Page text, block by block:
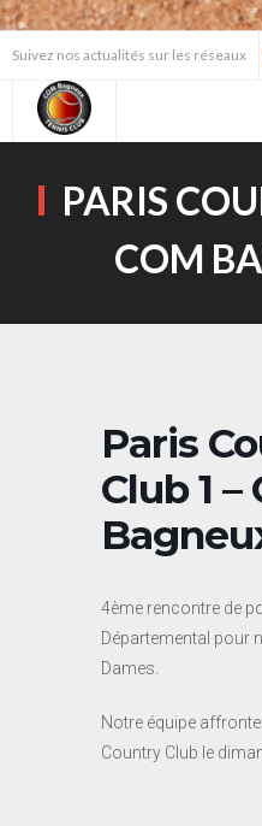
Skip
content
Suivez nos actualités sur les réseaux
PARIS
COM
Paris
Club 1 –
4ème rencontre de
Départemental pour
Dames.
Notre équipe
Country Club le